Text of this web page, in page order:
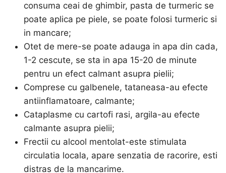
consuma ceai de ghimbir, pasta de turmeric se
poate aplica pe piele, se poate folosi turmeric si
in mancare;
Otet de mere-se poate adauga in apa din cada,
1-2 cescute, se sta in apa 15-20 de minute
pentru un efect calmant asupra pielii;
Comprese cu galbenele, tataneasa-au efecte
antiinflamatoare, calmante;
Cataplasme cu cartofi rasi, argila-au efecte
calmante asupra pielii;
Frectii cu alcool mentolat-este stimulata
circulatia locala, apare senzatia de racorire, esti
distras de la mancarime.